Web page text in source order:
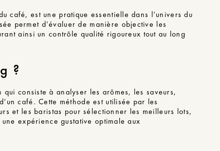
café, est une pratique essentielle dans l’univers du
permet d’évaluer de manière objective les
ainsi un contrôle qualité rigoureux tout au long
?
qui consiste à analyser les arômes, les saveurs,
café. Cette méthode est utilisée par les
et les baristas pour sélectionner les meilleurs lots,
expérience gustative optimale aux